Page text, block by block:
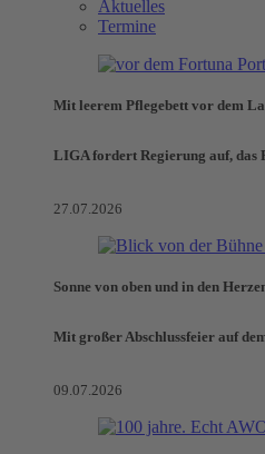
Aktuelles
Termine
Mit leerem Pflegebett vor dem
LIGA fordert Regierung auf, das
27.07.2026
Sonne von oben und in den
Mit großer Abschlussfeier auf
09.07.2026